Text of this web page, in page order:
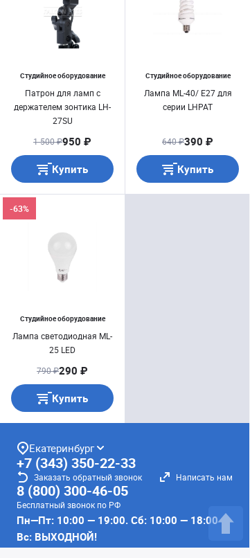
Студийное оборудование
Патрон для ламп с
держателем зонтика LH-
27SU
1 500 ₽950 ₽
Купить
Студийное оборудование
Лампа ML-40/ E27 для
серии LHPAT
640 ₽390 ₽
Купить
Студийное оборудование
Лампа светодиодная ML-
25 LED
-63%
790 ₽290 ₽
Купить
Екатеринбург
+7 (343) 350-22-33
Заказать обратный звонок Написать нам
8 (800) 300-46-05
Бесплатный звонок по РФ
Пн—Пт: 10:00 — 19:00. Сб: 10:00 — 18:00
Вс: ВЫХОДНОЙ!